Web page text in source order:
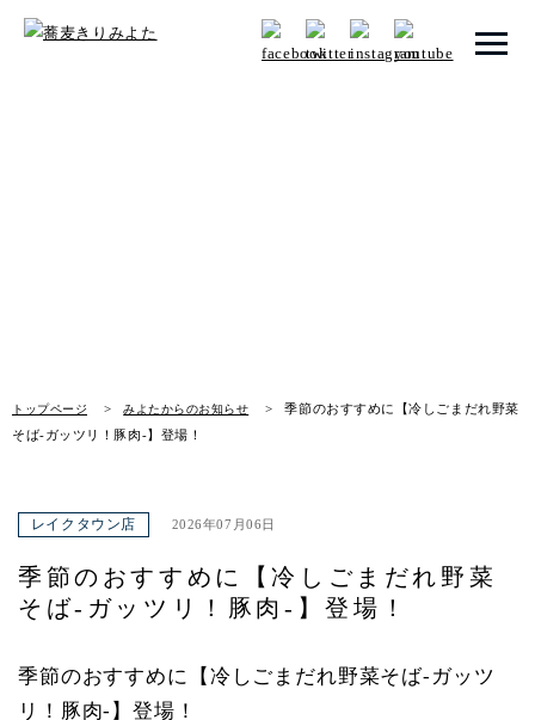
トップページ みよたからのお知らせ
季節のおすすめに【冷しごまだれ野菜
そば-ガッツリ！豚肉-】登場！
レイクタウン店 2026年07月06日
季節のおすすめに【冷しごまだれ野菜
そば-ガッツリ！豚肉-】登場！
季節のおすすめに【冷しごまだれ野菜そば-ガッツ
リ！豚肉-】登場！